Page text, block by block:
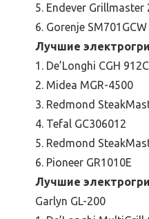
5. Endever Grillmaster
6. Gorenje SM701GCW
Лучшие
1. De’Longhi CGH 912C
2. Midea MGR-4500
3. Redmond
4. Tefal GC306012
5. Redmond
6. Pioneer GR1010E
Лучшие
Garlyn GL-200